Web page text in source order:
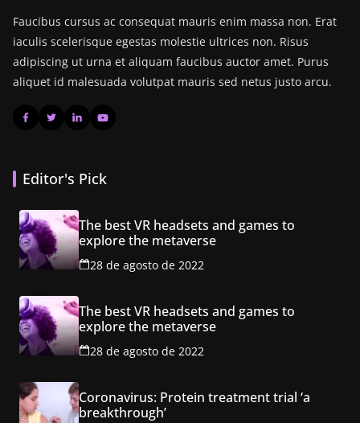
Faucibus cursus ac consequat mauris enim massa non. Erat
iaculis scelerisque egestas molestie ultrices non. Risus
adipiscing ut urna et aliquam faucibus auctor amet. Purus
aliquet id malesuada volutpat mauris sed netus justo arcu.
Editor's Pick
The best VR headsets and games to
explore the metaverse
28 de agosto de 2022
The best VR headsets and games to
explore the metaverse
28 de agosto de 2022
Coronavirus: Protein treatment trial ‘a
breakthrough’